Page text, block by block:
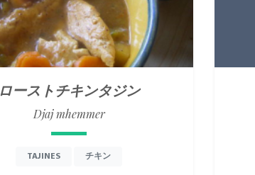
ローストチキンタジン
Djaj mhemmer
TAJINES チキン